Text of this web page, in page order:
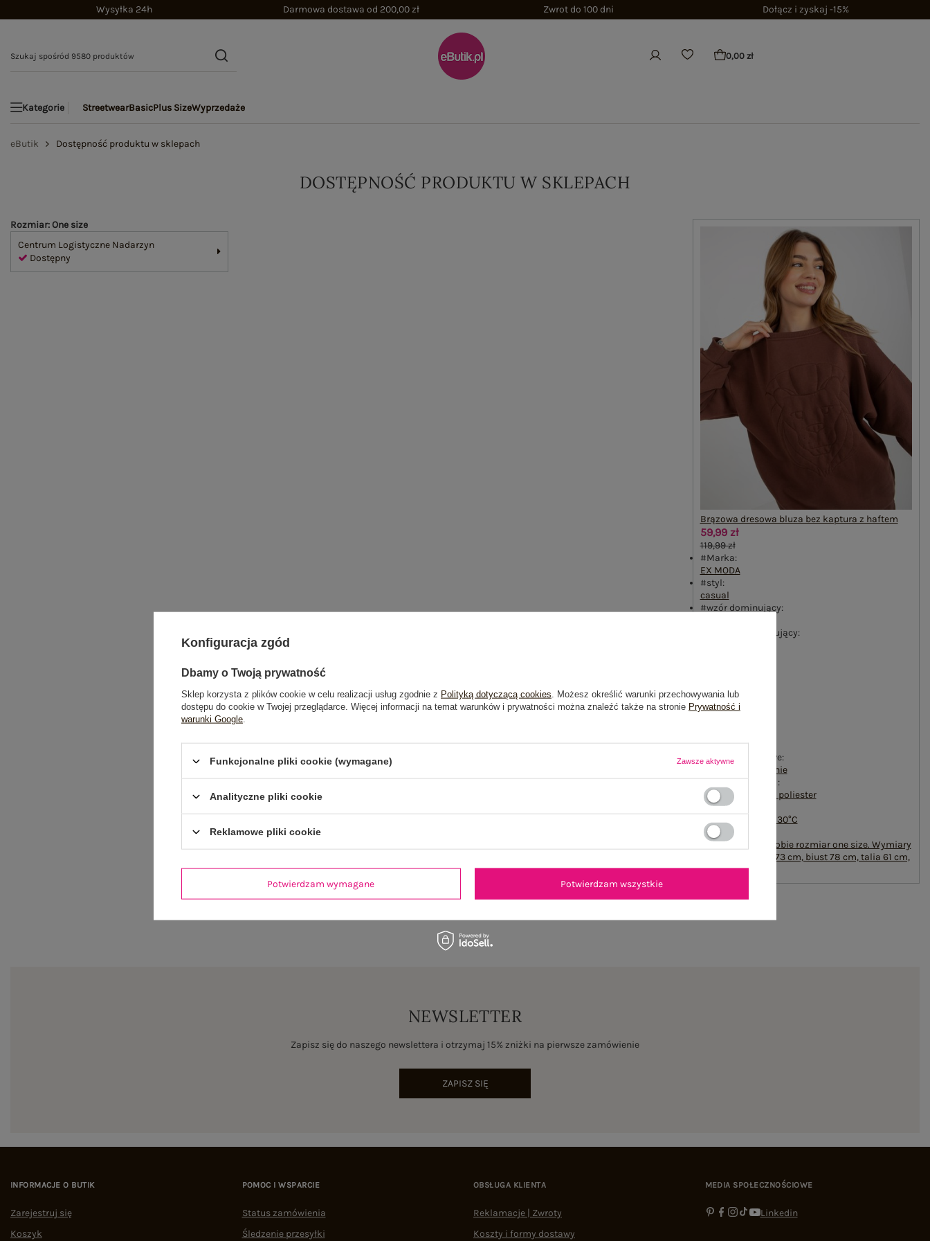
Wysyłka 24h Darmowa dostawa od 200,00 zł Zwrot do 100 dni Dołącz i zyskaj -15%
0,00 zł
Kategorie StreetwearBasicPlus SizeWyprzedaże
eButik Dostępność produktu w sklepach
DOSTĘPNOŚĆ PRODUKTU W SKLEPACH
Brązowa dresowa bluza bez kaptura z haftem
59,99 zł
119,99 zł
#Marka:
EX MODA
#styl:
casual
#wzór dominujący:
#materiał dominujący:
długi rękaw
#dekolt:
#cechy dodatkowe:
ocieplenie
#skład materiału :
70% bawełna
30% poliester
#sposób prania :
pranie w pralce w 30°C
#modelka:
Modelka ma na sobie rozmiar one size. Wymiary
modelki: wzrost 173 cm, biust 78 cm, talia 61 cm,
biodra 90 cm
Rozmiar: One size
Centrum Logistyczne Nadarzyn
Dostępny
NEWSLETTER
Zapisz się do naszego newslettera i otrzymaj 15% zniżki na pierwsze zamówienie
ZAPISZ SIĘ
INFORMACJE O BUTIK
Zarejestruj się
Koszyk
POMOC I WSPARCIE
Status zamówienia
Śledzenie przesyłki
OBSŁUGA KLIENTA
Reklamacje | Zwroty
Koszty i formy dostawy
MEDIA SPOŁECZNOŚCIOWE
Linkedin
Konfiguracja zgód
Dbamy o Twoją prywatność
Sklep korzysta z plików cookie w celu realizacji usług zgodnie z Polityką dotyczącą cookies . Możesz określić warunki przechowywania lub
dostępu do cookie w Twojej przeglądarce. Więcej informacji na temat warunków i prywatności można znaleźć także na stronie Prywatność i
warunki Google
Funkcjonalne pliki cookie (wymagane) Zawsze aktywne
Analityczne pliki cookie
Reklamowe pliki cookie
Potwierdzam wymagane Potwierdzam wszystkie